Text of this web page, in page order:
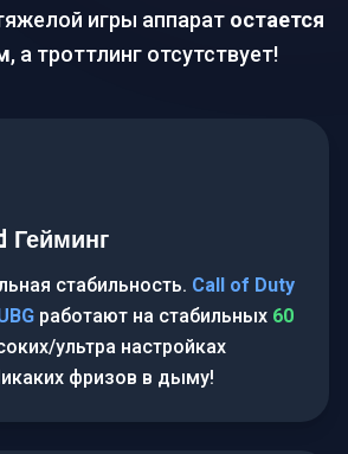
игры аппарат остается
, а троттлинг отсутствует!
стабильность. Call of Duty
работают на стабильных 60
ультра настройках
фризов в дыму!